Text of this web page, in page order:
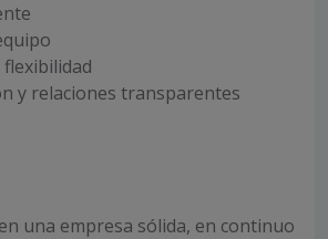
flexibilidad
y relaciones transparentes
una empresa sólida, en continuo